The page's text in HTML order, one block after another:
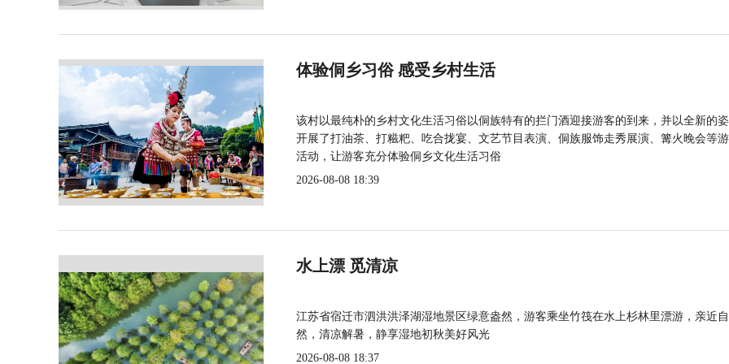
体验侗乡习俗 感受乡村生活
该村以最纯朴的乡村文化生活习俗以侗族特有的拦门酒迎接游客的到来，并以全新的
开展了打油茶、打糍粑、吃合拢宴、文艺节目表演、侗族服饰走秀展演、篝火晚会等
活动，让游客充分体验侗乡文化生活习俗
2026-08-08 18:39
水上漂 觅清凉
江苏省宿迁市泗洪洪泽湖湿地景区绿意盎然，游客乘坐竹筏在水上杉林里漂游，亲近自
然，清凉解暑，静享湿地初秋美好风光
2026-08-08 18:37